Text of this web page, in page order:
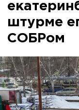
штурме
СОБРом